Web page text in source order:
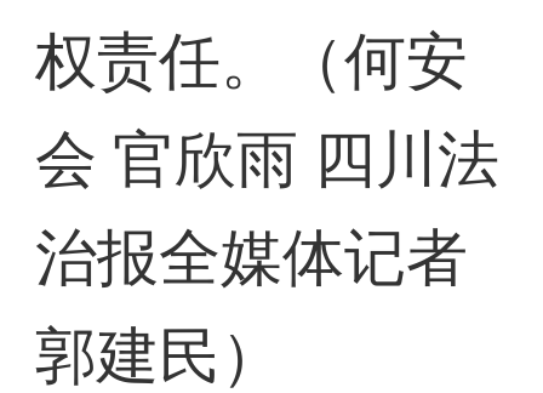
权责任。（何安
会 官欣雨 四川法
治报全媒体记者
郭建民）